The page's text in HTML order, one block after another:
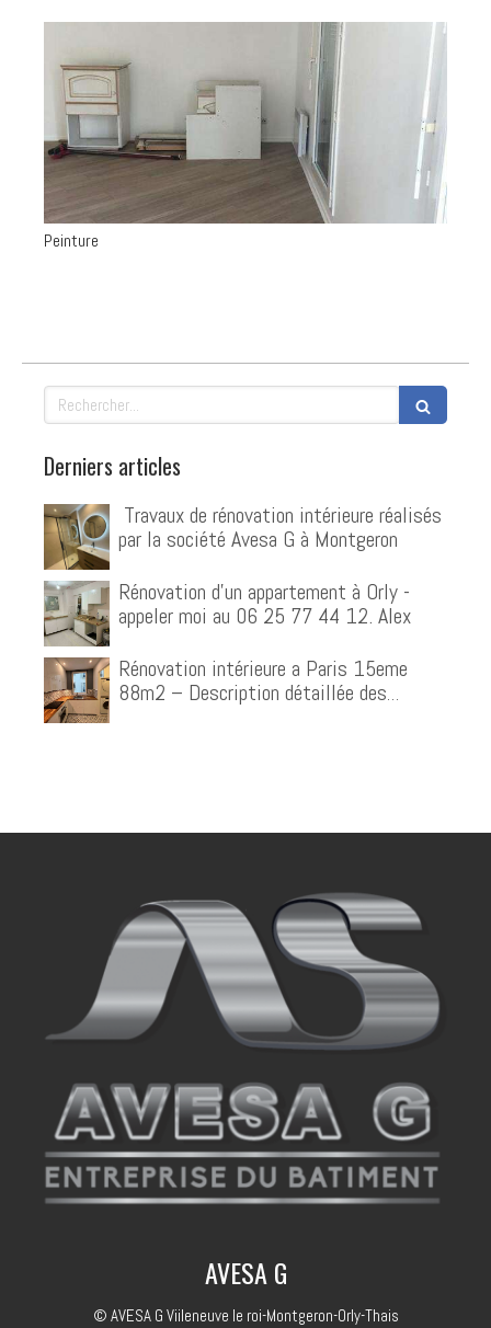
Peinture
Rechercher
Derniers articles
️ Travaux de rénovation intérieure réalisés
par la société Avesa G à Montgeron
Rénovation d'un appartement à Orly -
appeler moi au 06 25 77 44 12. Alex
Rénovation intérieure a Paris 15eme
88m2 – Description détaillée des
AVESA G
© AVESA G Viileneuve le roi-Montgeron-Orly-Thais